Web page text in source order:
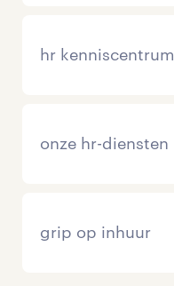
hr kenniscentrum
onze hr-diensten
grip op inhuur